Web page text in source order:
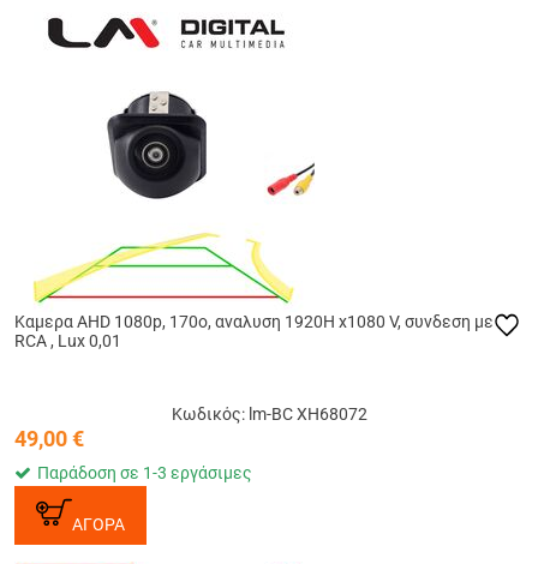
Καμερα AHD 1080p, 170o, αναλυση 1920Η x1080 V, συνδεση με
RCA , Lux 0,01
Κωδικός: lm-BC XH68072
49,00€
Παράδοση σε 1-3 εργάσιμες
ΑΓΟΡΑ